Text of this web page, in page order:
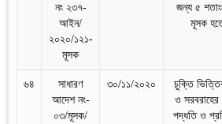
নং ২৩৭-
আইন/
২০২০/১২১-
মূসক
জন্য ৫
মূসক
৬৪
সাধারণ
আদেশ নং-
০৩/মূসক/
৩০/১১/২০২০
চুক্তি
ও সরবরাহের
পদ্ধতি ও